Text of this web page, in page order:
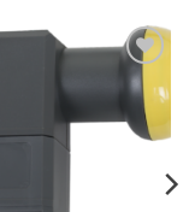
LISTA DEI